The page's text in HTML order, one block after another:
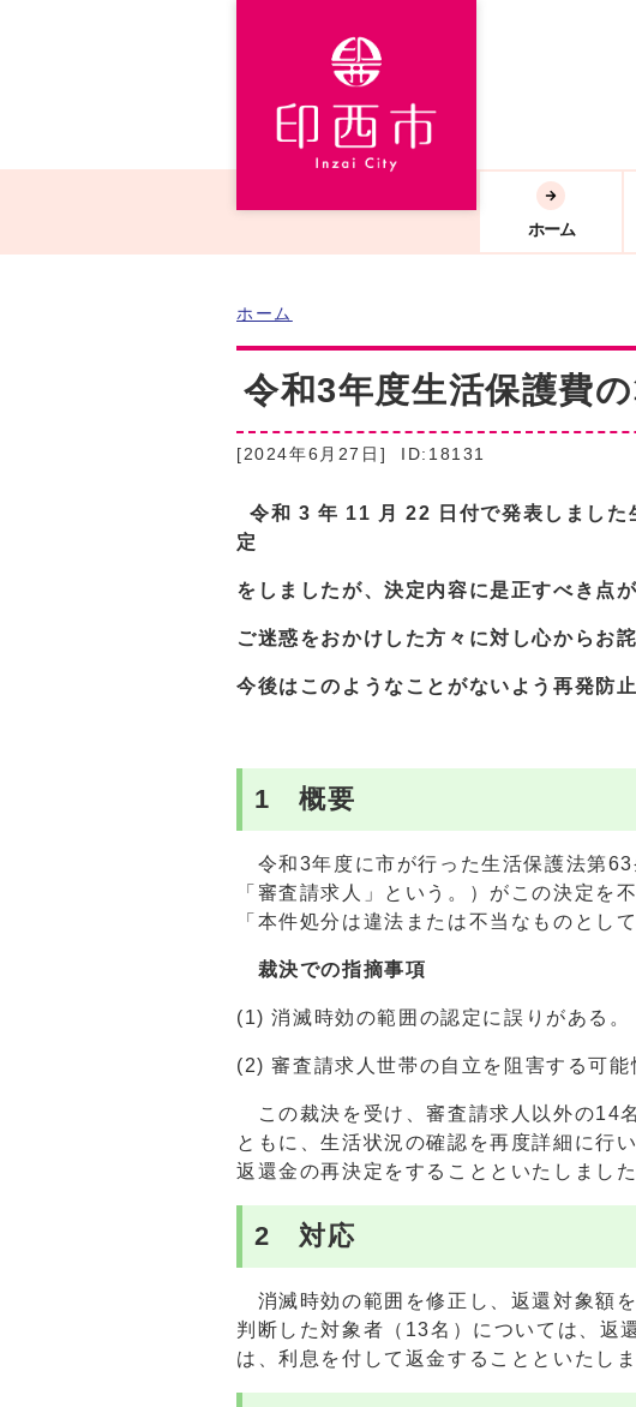
ホーム
ホーム
令和3年度生活保護費
[2024年6月27日] ID:18131
令和 3 年 11 月 22 日付で発表しまし
定
をしましたが、決定内容に是正すべき点
ご迷惑をおかけした方々に対し心からお
今後はこのようなことがないよう再発防
1 概要
令和3年度に市が行った生活保護法第
「審査請求人」という。）がこの決定を
「本件処分は違法または不当なものとし
裁決での指摘事項
(1) 消滅時効の範囲の認定に誤りがある。
(2) 審査請求人世帯の自立を阻害する可能
この裁決を受け、審査請求人以外の14
ともに、生活状況の確認を再度詳細に行
返還金の再決定をすることといたしまし
2 対応
消滅時効の範囲を修正し、返還対象額
判断した対象者（13名）については、返
は、利息を付して返金することといたしま